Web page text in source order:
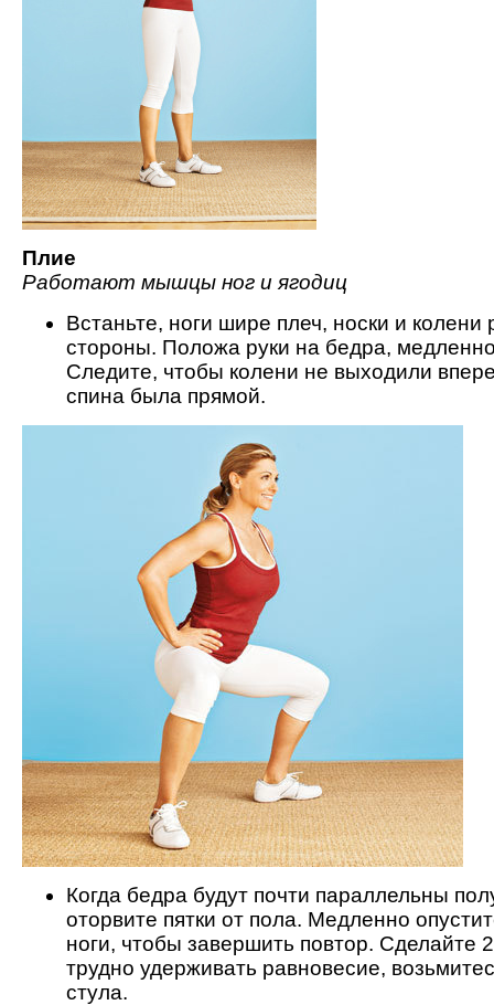
Плие
Работают мышцы ног и ягодиц
Встаньте, ноги шире плеч, носки и колени
стороны. Положа руки на бедра,
Следите, чтобы колени не выходили
спина была прямой.
Когда бедра будут почти параллельны
оторвите пятки от пола. Медленно
ноги, чтобы завершить повтор. Сделайте
трудно удерживать равновесие,
стула.